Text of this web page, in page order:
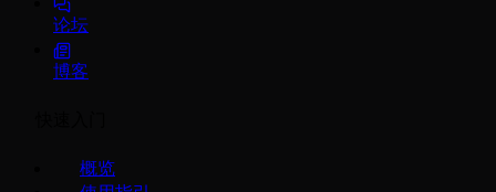
论坛
博客
概览